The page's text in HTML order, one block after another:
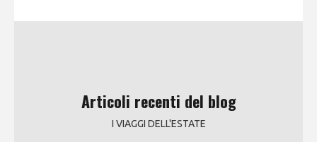
Articoli recenti del blog
I VIAGGI DELL'ESTATE